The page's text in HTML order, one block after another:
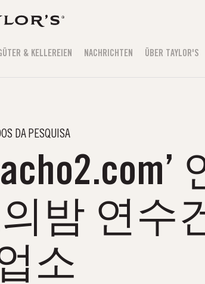
& KELLEREIEN NACHRICHTEN ÜBER TAYLOR'S
DA PESQUISA
밤 연수
소